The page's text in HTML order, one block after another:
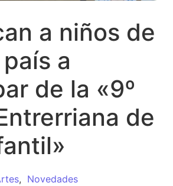
a niños de
a
de la «9º
de
, Novedades